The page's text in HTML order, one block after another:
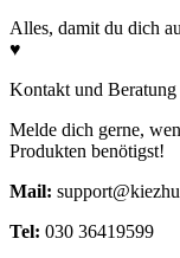
Alles, damit du dich
♥
Kontakt und Beratung
Melde dich gerne,
Produkten benötigst!
Mail:
Tel: 030 36419599